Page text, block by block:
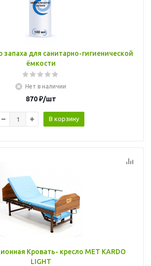
запаха для санитарно-гигиенической
ёмкости
Нет в наличии
870₽/шт
В корзину
Кровать- кресло MET KARDO
LIGHT